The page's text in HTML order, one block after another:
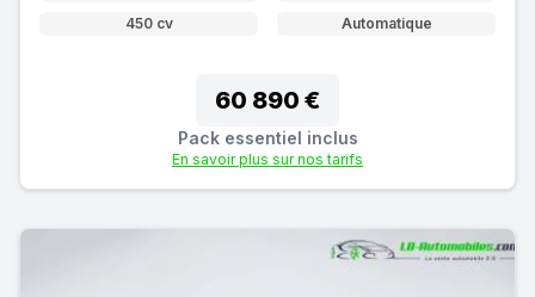
450 cv
Automatique
60 890 €
Pack essentiel inclus
En savoir plus sur nos tarifs